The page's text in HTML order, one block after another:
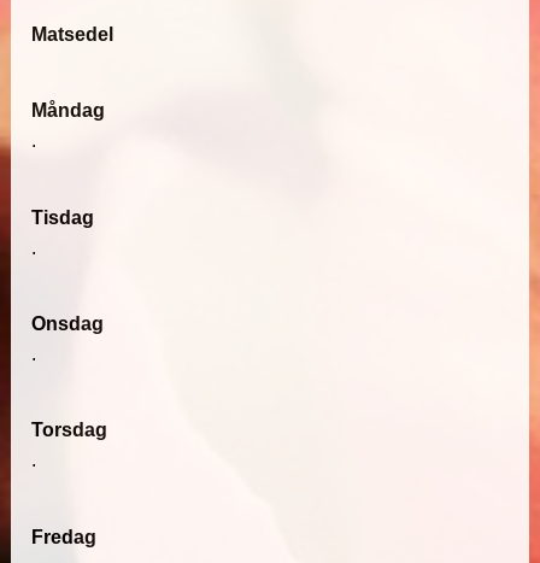
Matsedel
Måndag
.
Tisdag
.
Onsdag
.
Torsdag
.
Fredag